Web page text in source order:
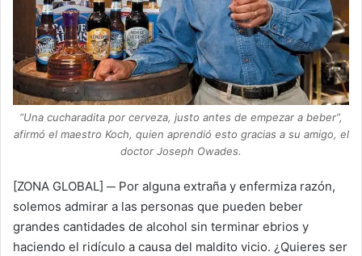
“Una cucharadita por cerveza, justo antes de empezar a beber”,
afirmó el maestro Koch, quien aprendió esto gracias a su amigo, el
doctor Joseph Owades.
[ZONA GLOBAL] ─ Por alguna extraña y enfermiza razón,
solemos admirar a las personas que pueden beber
grandes cantidades de alcohol sin terminar ebrios y
haciendo el ridículo a causa del maldito vicio. ¿Quieres ser